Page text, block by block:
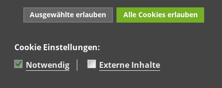
Ausgewählte erlauben Alle Cookies erlauben
Cookie Einstellungen:
Notwendig
Externe Inhalte
Naturpark Rhein-Westerwald e.V. · Marktstraße 88·
56564 Neuwied · Tel: 02631 95 66 036